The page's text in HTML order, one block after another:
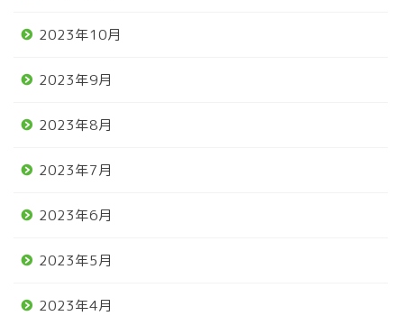
2023年10月
2023年9月
2023年8月
2023年7月
2023年6月
2023年5月
2023年4月